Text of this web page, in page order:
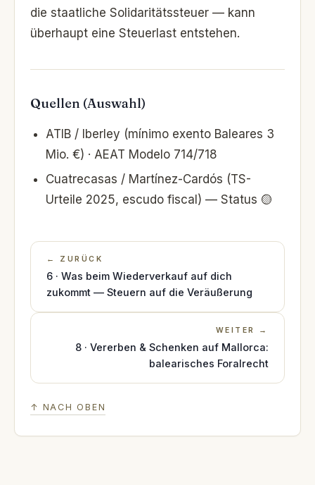
die staatliche Solidaritätssteuer — kann
überhaupt eine Steuerlast entstehen.
Quellen (Auswahl)
ATIB / Iberley (mínimo exento Baleares 3
Mio. €) · AEAT Modelo 714/718
Cuatrecasas / Martínez-Cardós (TS-
Urteile 2025, escudo fiscal) — Status 🟡
← ZURÜCK
6 · Was beim Wiederverkauf auf dich
zukommt — Steuern auf die Veräußerung
WEITER →
8 · Vererben & Schenken auf Mallorca:
balearisches Foralrecht
↑ NACH OBEN